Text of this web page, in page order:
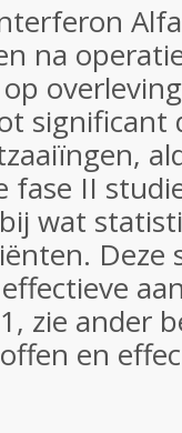
na
significant
fase II
wat
Deze
zie ander
en